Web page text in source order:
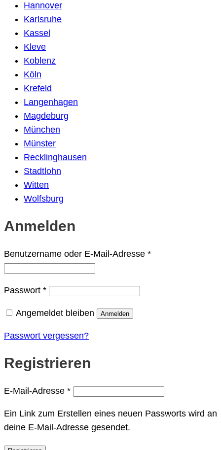
Hannover
Karlsruhe
Kassel
Kleve
Koblenz
Köln
Krefeld
Langenhagen
Magdeburg
München
Münster
Recklinghausen
Stadtlohn
Witten
Wolfsburg
Anmelden
Benutzername oder E-Mail-Adresse *Erforderlich
Passwort *Erforderlich
Angemeldet bleiben Anmelden
Passwort vergessen?
Registrieren
E-Mail-Adresse *Erforderlich
Ein Link zum Erstellen eines neuen Passworts wird an
deine E-Mail-Adresse gesendet.